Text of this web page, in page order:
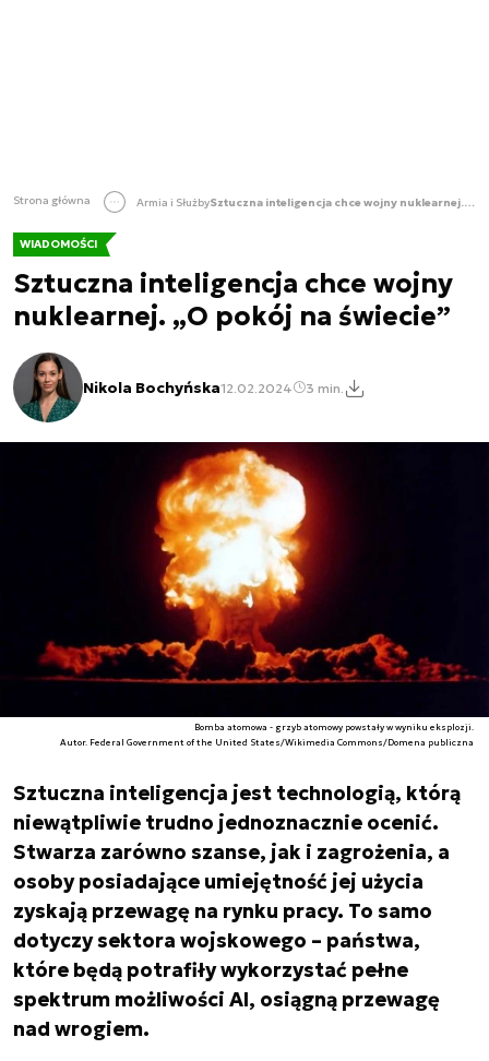
Strona główna Armia i Służby Sztuczna inteligencja chce wojny nuklearnej. „O pokój na świecie”
WIADOMOŚCI
Sztuczna inteligencja chce wojny
nuklearnej. „O pokój na świecie”
Nikola Bochyńska12.02.2024 3 min.
Bomba atomowa - grzyb atomowy powstały w wyniku eksplozji.
Autor. Federal Government of the United States/Wikimedia Commons/Domena publiczna
Sztuczna inteligencja jest technologią, którą
niewątpliwie trudno jednoznacznie ocenić.
Stwarza zarówno szanse, jak i zagrożenia, a
osoby posiadające umiejętność jej użycia
zyskają przewagę na rynku pracy. To samo
dotyczy sektora wojskowego – państwa,
które będą potrafiły wykorzystać pełne
spektrum możliwości AI, osiągną przewagę
nad wrogiem.